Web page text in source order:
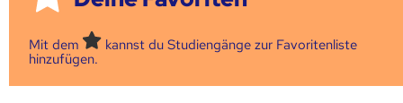
Mit dem
kannst du Studiengänge zur Favoritenliste
hinzufügen.